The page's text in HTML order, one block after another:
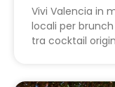
Vivi Valencia in
locali per
tra cocktail